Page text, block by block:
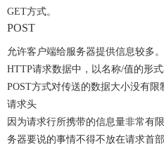
GET方式。
POST
允许客户端给服务器提供信息较多
HTTP请求数据中，以名称/值的形
POST方式对传送的数据大小没有限
请求头
因为请求行所携带的信息量非常有
务器要说的事情不得不放在请求首